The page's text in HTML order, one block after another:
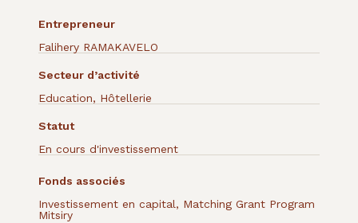
Entrepreneur
Falihery RAMAKAVELO
Secteur d’activité
Education, Hôtellerie
Statut
En cours d'investissement
Fonds associés
Investissement en capital, Matching Grant Program
Mitsiry